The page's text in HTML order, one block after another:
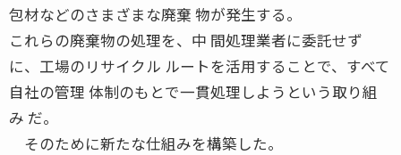
包材などのさまざまな廃棄 物が発生する。
これらの廃棄物の処理を、中 間処理業者に委託せず
に、工場のリサイクル ルートを活用することで、すべて
自社の管理 体制のもとで一貫処理しようという取り組
み だ。
そのために新たな仕組みを構築した。